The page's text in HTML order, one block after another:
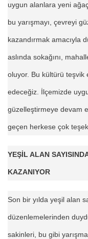
uygun alanlara yeni
bu yarışmayı, çevreyi
kazandırmak amacıyla
aslında sokağını,
oluyor. Bu kültürü teşvik
edeceğiz. İlçemizde
güzelleştirmeye devam
geçen herkese çok
YEŞİL ALAN
KAZANIYOR
Son bir yılda yeşil alan
düzenlemelerinden
sakinleri, bu gibi